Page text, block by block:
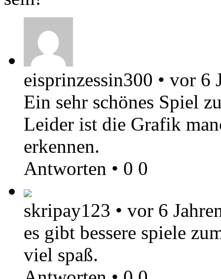
eisprinzessin300 • vor 6
Ein sehr schönes Spiel
Leider ist die Grafik
erkennen.
Antworten • 0 0
skripay123 • vor 6
es gibt bessere spiele
viel spaß.